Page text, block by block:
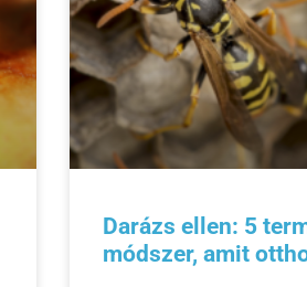
Darázs ellen: 5
módszer, amit